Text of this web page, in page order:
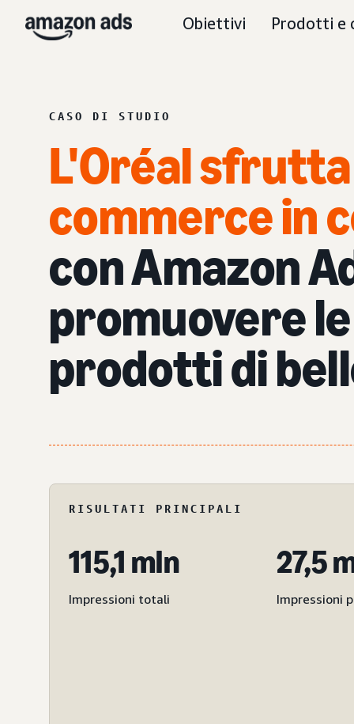
Obiettivi Prodotti e
CASO DI STUDIO
L'Oréal
commerce in
con Amazon
promuovere
prodotti di
RISULTATI PRINCIPALI
115,1 mln
Impressioni totali
27,5
Impressioni